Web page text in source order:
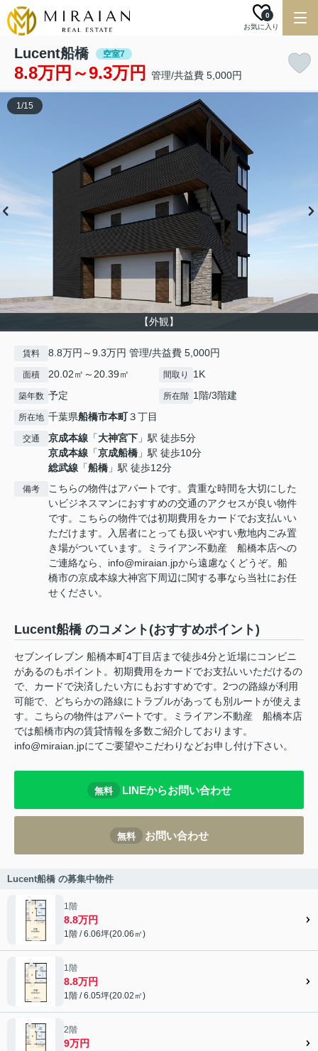
お気に入り
0
Lucent船橋 空室7
8.8万円～9.3万円 管理/共益費 5,000円
【外観】
1/15
賃料 8.8万円～9.3万円 管理/共益費 5,000円
面積 20.02㎡～20.39㎡ 間取り 1K
築年数 予定 所在階 1階/3階建
所在地 千葉県船橋市本町３丁目
交通 京成本線 「大神宮下 」駅 徒歩5分
京成本線 「京成船橋 」駅 徒歩10分
総武線 「船橋 」駅 徒歩12分
備考
こちらの物件はアパートです。貴重な時間を大切にした
いビジネスマンにおすすめの交通のアクセスが良い物件
です。こちらの物件では初期費用をカードでお支払いい
ただけます。入居者にとっても扱いやすい敷地内ごみ置
き場がついています。ミライアン不動産 船橋本店への
ご連絡なら、info@miraian.jpから遠慮なくどうぞ。船
橋市の京成本線大神宮下周辺に関する事なら当社にお任
せください。
Lucent船橋 のコメント(おすすめポイント)
セブンイレブン 船橋本町4丁目店まで徒歩4分と近場にコンビニ
があるのもポイント。初期費用をカードでお支払いいただけるの
で、カードで決済したい方にもおすすめです。2つの路線が利用
可能で、どちらかの路線にトラブルがあっても別ルートが使えま
す。こちらの物件はアパートです。ミライアン不動産 船橋本店
では船橋市内の賃貸情報を多数ご紹介しております。
info@miraian.jpにてご要望やこだわりなどお申し付け下さい。
無料 LINEからお問い合わせ
無料 お問い合わせ
Lucent船橋 の募集中物件
1階
8.8万円
1階 / 6.06坪(20.06㎡)
1階
8.8万円
1階 / 6.05坪(20.02㎡)
2階
9万円